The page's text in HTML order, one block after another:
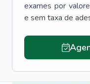
exames por
e sem taxa de